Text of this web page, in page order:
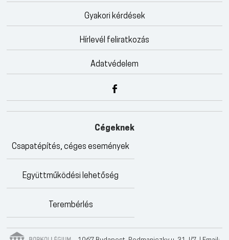
Gyakori kérdések
Hírlevél feliratkozás
Adatvédelem
Cégeknek
Csapatépítés, céges események
Együttműködési lehetőség
Terembérlés